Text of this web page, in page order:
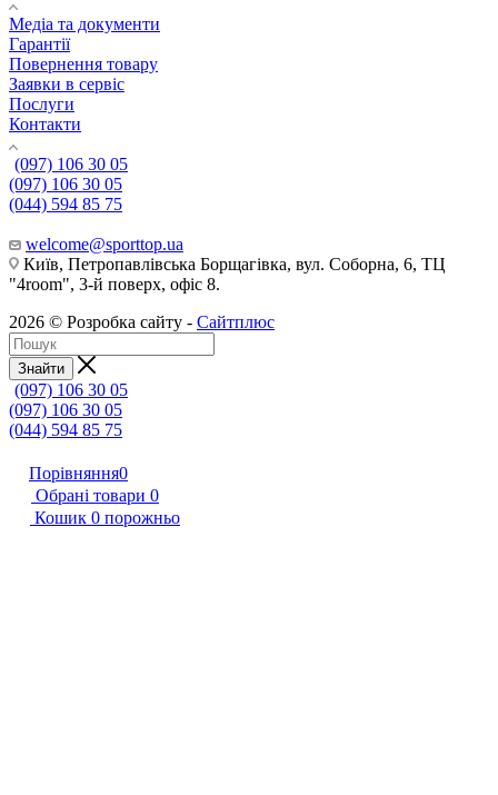
Медіа та документи
Гарантії
Повернення товару
Заявки в сервіс
Послуги
Контакти
(097) 106 30 05
(097) 106 30 05
(044) 594 85 75
welcome@sporttop.ua
Київ, Петропавлівська Борщагівка, вул. Соборна, 6, ТЦ
"4room", 3-й поверх, офіс 8.
2026 © Розробка сайту - Сайтплюс
Знайти
(097) 106 30 05
(097) 106 30 05
(044) 594 85 75
Порівняння0
Обрані товари 0
Кошик 0 порожньо